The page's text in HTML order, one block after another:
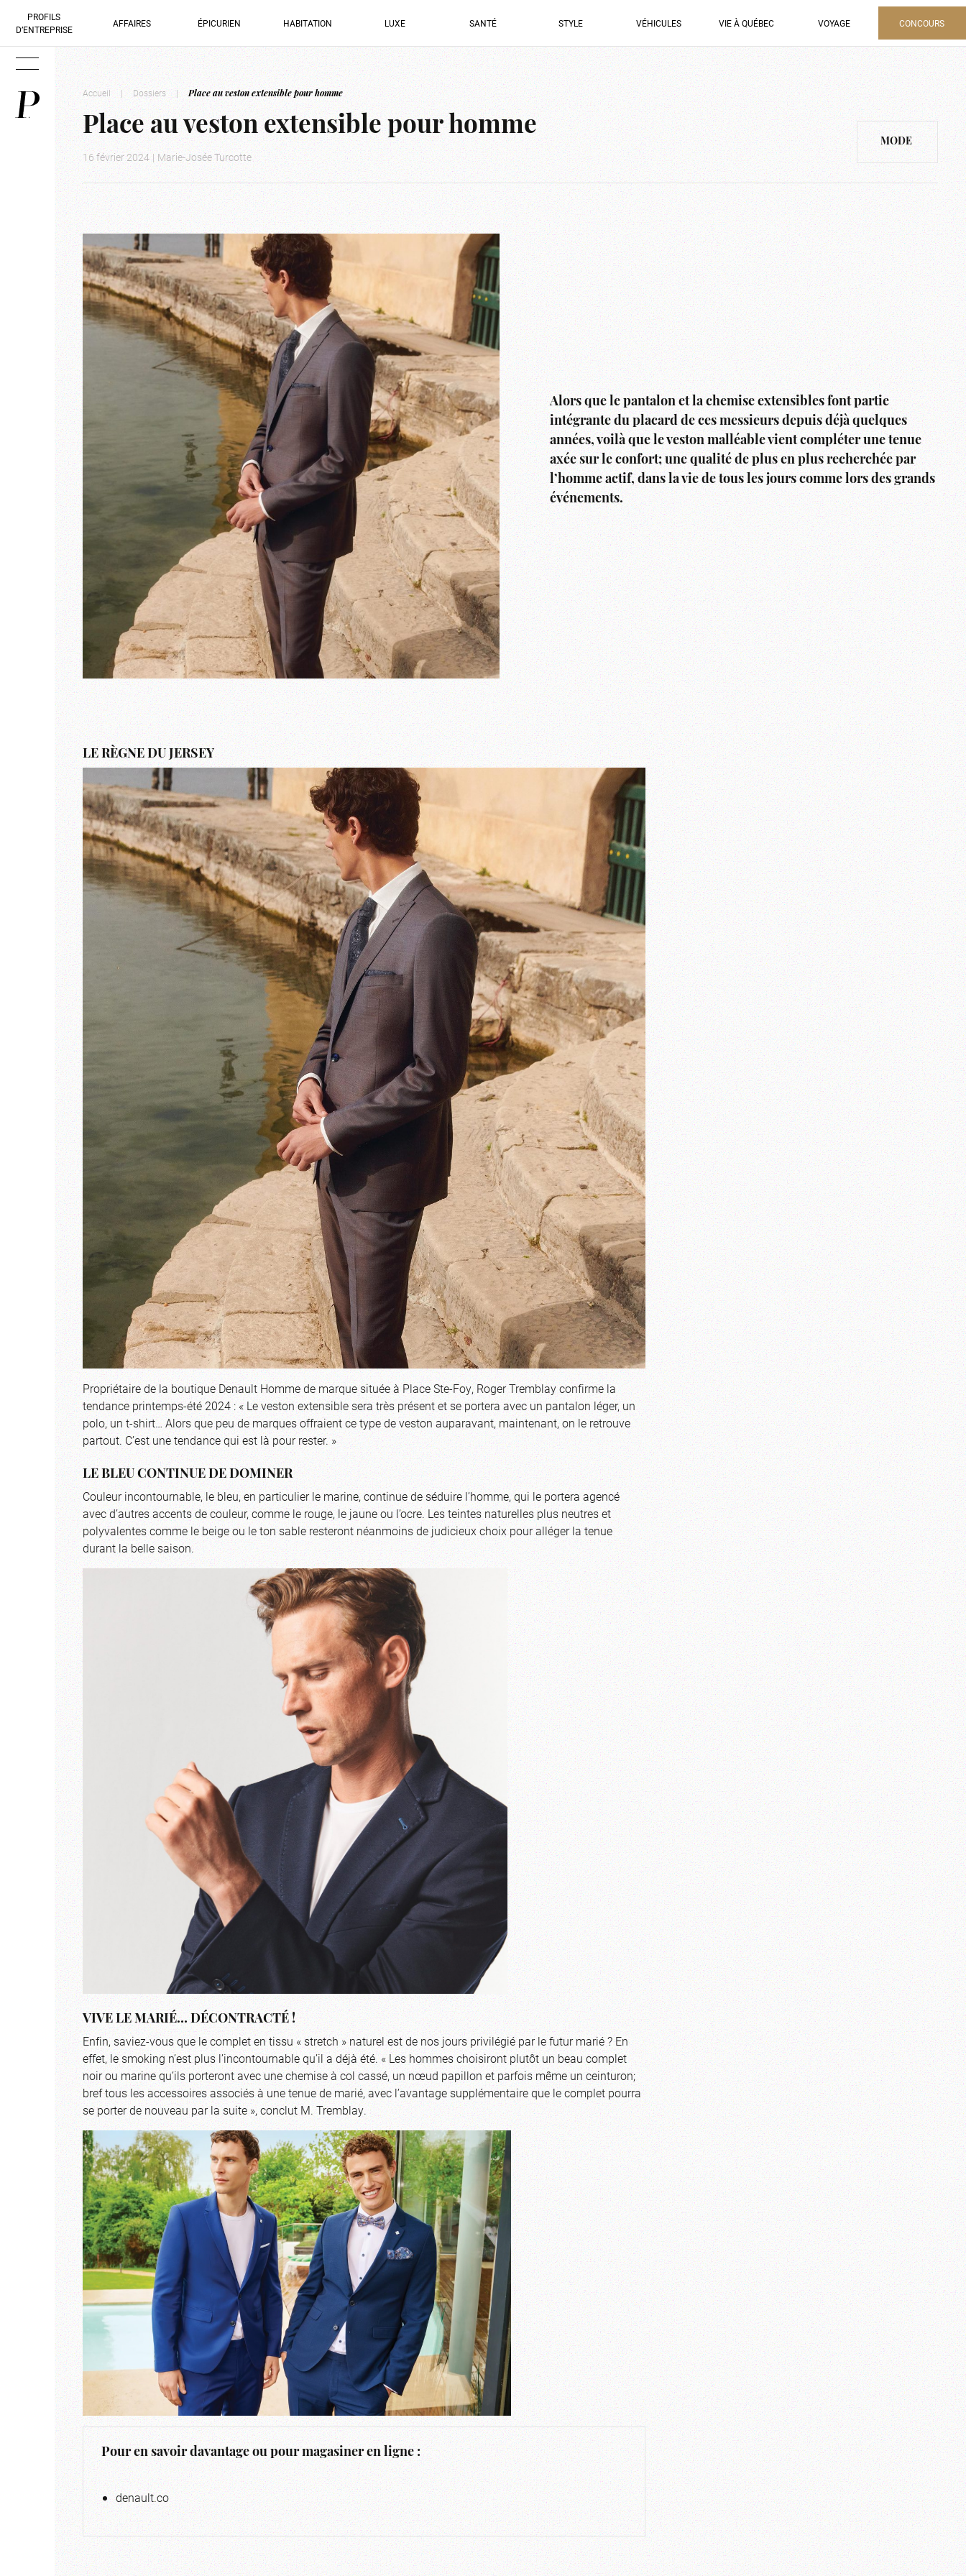
PROFILS
D’ENTREPRISE
AFFAIRES ÉPICURIEN HABITATION LUXE SANTÉ STYLE VÉHICULES VIE À QUÉBEC VOYAGE CONCOURS
Accueil | Dossiers | Place au veston extensible pour homme
Place au veston extensible pour homme
16 février 2024 | Marie-Josée Turcotte
MODE
Alors que le pantalon et la chemise extensibles font partie
intégrante du placard de ces messieurs depuis déjà quelques
années, voilà que le veston malléable vient compléter une tenue
axée sur le confort; une qualité de plus en plus recherchée par
l’homme actif, dans la vie de tous les jours comme lors des grands
événements.
LE RÈGNE DU JERSEY
Propriétaire de la boutique Denault Homme de marque située à Place Ste-Foy, Roger Tremblay confirme la
tendance printemps-été 2024 : « Le veston extensible sera très présent et se portera avec un pantalon léger, un
polo, un t-shirt… Alors que peu de marques offraient ce type de veston auparavant, maintenant, on le retrouve
partout. C’est une tendance qui est là pour rester. »
LE BLEU CONTINUE DE DOMINER
Couleur incontournable, le bleu, en particulier le marine, continue de séduire l’homme, qui le portera agencé
avec d’autres accents de couleur, comme le rouge, le jaune ou l’ocre. Les teintes naturelles plus neutres et
polyvalentes comme le beige ou le ton sable resteront néanmoins de judicieux choix pour alléger la tenue
durant la belle saison.
VIVE LE MARIÉ… DÉCONTRACTÉ !
Enfin, saviez-vous que le complet en tissu « stretch » naturel est de nos jours privilégié par le futur marié ? En
effet, le smoking n’est plus l’incontournable qu’il a déjà été. « Les hommes choisiront plutôt un beau complet
noir ou marine qu’ils porteront avec une chemise à col cassé, un nœud papillon et parfois même un ceinturon;
bref tous les accessoires associés à une tenue de marié, avec l’avantage supplémentaire que le complet pourra
se porter de nouveau par la suite », conclut M. Tremblay.
Pour en savoir davantage ou pour magasiner en ligne :
denault.co